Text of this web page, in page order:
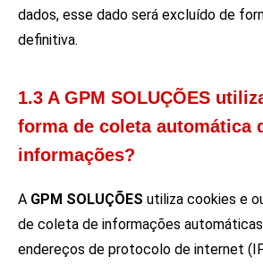
dados, esse dado será excluído de
definitiva.
1.3 A GPM SOLUÇÕES
forma de coleta automática
informações?
A GPM SOLUÇÕES utiliza cookies e
de coleta de informações
endereços de protocolo de internet